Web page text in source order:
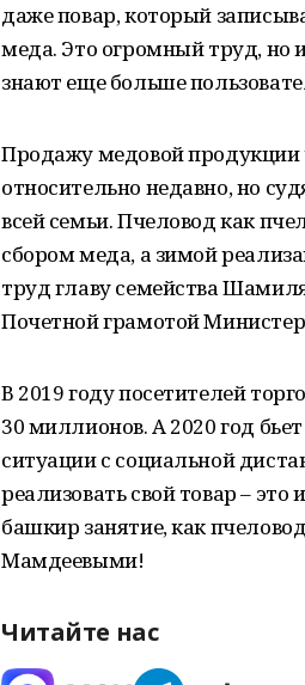
даже повар, который
меда. Это огромный труд, но
знают еще больше
Продажу медовой продукции
относительно недавно, но
всей семьи. Пчеловод как
сбором меда, а зимой
труд главу семейства
Почетной грамотой
В 2019 году посетителей
30 миллионов. А 2020 год
ситуации с социальной
реализовать свой товар –
башкир занятие, как
Мамдеевыми!
Читайте нас